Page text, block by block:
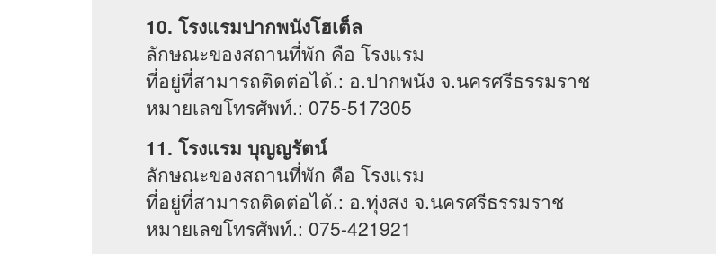
10. โรงแรมปากพนังโฮเต็ล
ลักษณะของสถานที่พัก คือ โรงแรม
ที่อยู่ที่สามารถติดต่อได้.: อ.ปากพนัง จ.นครศรีธรรมราช
หมายเลขโทรศัพท์.: 075-517305
11. โรงแรม บุญญรัตน์
ลักษณะของสถานที่พัก คือ โรงแรม
ที่อยู่ที่สามารถติดต่อได้.: อ.ทุ่งสง จ.นครศรีธรรมราช
หมายเลขโทรศัพท์.: 075-421921